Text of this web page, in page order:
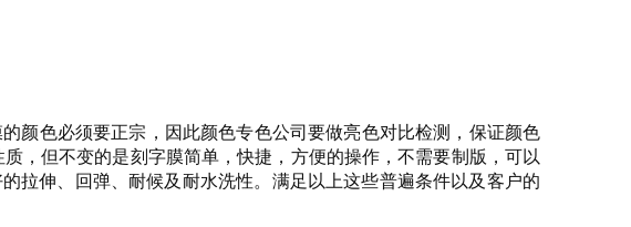
颜色必须要正宗，因此颜色专色公司要做亮色对比检测，保证颜色
，但不变的是刻字膜简单，快捷，方便的操作，不需要制版，可以
拉伸、回弹、耐候及耐水洗性。满足以上这些普遍条件以及客户的